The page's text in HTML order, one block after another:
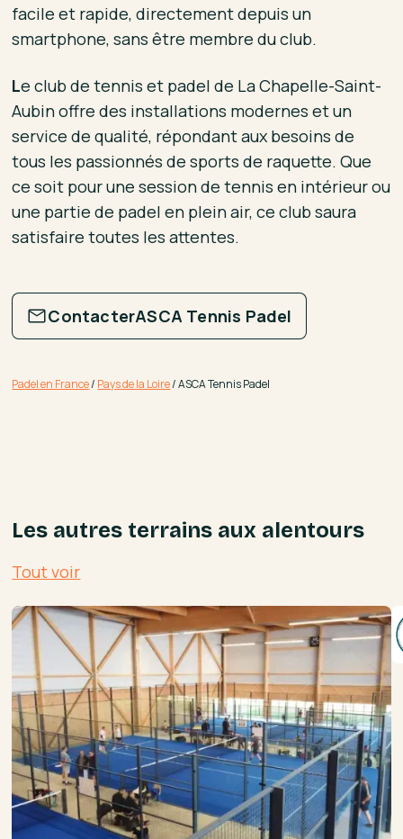
facile et rapide, directement depuis un
smartphone, sans être membre du club.
Le club de tennis et padel de La Chapelle-Saint-
Aubin offre des installations modernes et un
service de qualité, répondant aux besoins de
tous les passionnés de sports de raquette. Que
ce soit pour une session de tennis en intérieur ou
une partie de padel en plein air, ce club saura
satisfaire toutes les attentes.
ContacterASCA Tennis Padel
Padel en France/ Pays de la Loire/ASCA Tennis Padel
Les autres terrains aux alentours
Tout voir